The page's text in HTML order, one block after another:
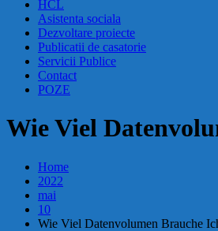
HCL
Asistenta sociala
Dezvoltare proiecte
Publicatii de casatorie
Servicii Publice
Contact
POZE
Wie Viel
Home
2022
mai
10
Wie Viel Datenvolumen Brauche